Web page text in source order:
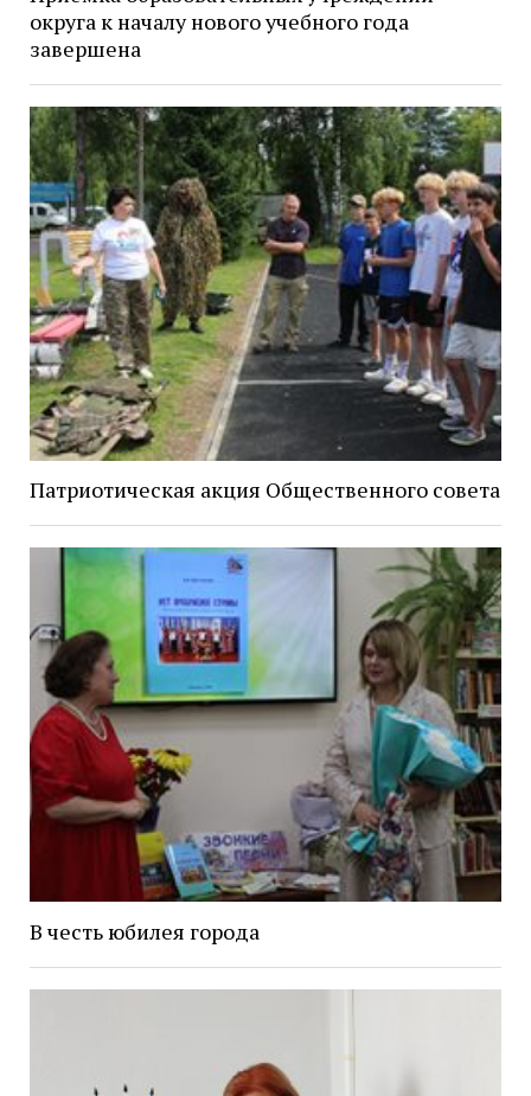
округа к началу нового учебного года
завершена
Патриотическая акция Общественного совета
В честь юбилея города